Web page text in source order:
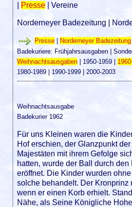
Presse |Vereine
Norderneyer Badezeitung
Presse Norderneyer Badezeitung
Badekuriere: Frühjahrsausgaben |
Weihnachtsausgaben | 1950-1959 |
1980-1989 | 1990-1999 | 2000-2003
Weihnachtsausgabe
Badekurier 1962
Für uns Kleinen waren die
Hof erschien, der Glanzpunkt
Majestäten mit ihrem Gefolge
hatten, wurde der Ball durch den
eröffnet. Die Kinder wurden
solche behandelt. Der Kronprinz
wenn er einen Korb erhielt.
Nähe, als Seine Königliche